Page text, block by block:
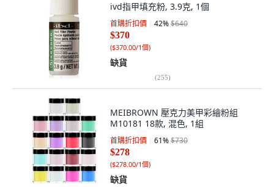
ivd指甲填充粉, 3.9克, 1個
首購折扣價 42%$640
$370
($370.00/1個)
缺貨
(255)
MEIBROWN 壓克力美甲彩繪粉組
M10181 18款, 混色, 1組
首購折扣價 61%$730
$278
($278.00/1個)
缺貨